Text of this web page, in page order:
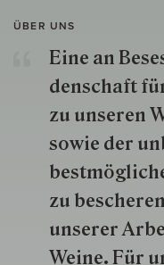
ÜBER UNS
Eine an
den­schaft
zu unseren
so­wie der
zu
unserer
Weine. Für